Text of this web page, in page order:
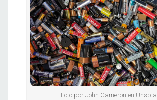
Foto por John Cameron en